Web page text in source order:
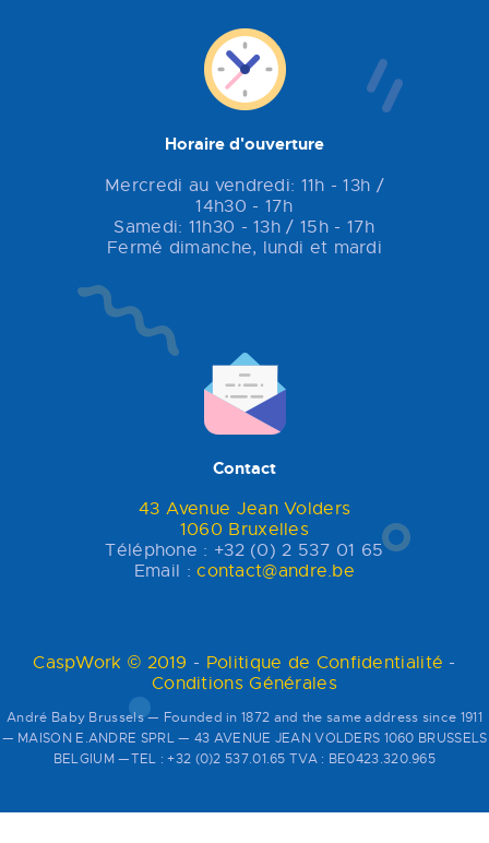
Horaire d'ouverture
Mercredi au vendredi: 11h - 13h /
14h30 - 17h
Samedi: 11h30 - 13h / 15h - 17h
Fermé dimanche, lundi et mardi
Contact
43 Avenue Jean Volders
1060 Bruxelles
Téléphone : +32 (0) 2 537 01 65
Email :contact@andre.be
CaspWork © 2019 - Politique de Confidentialité -
Conditions Générales
André Baby Brussels — Founded in 1872 and the same address since 1911
— MAISON E.ANDRE SPRL — 43 AVENUE JEAN VOLDERS 1060 BRUSSELS
BELGIUM —TEL : +32 (0)2 537.01.65 TVA : BE0423.320.965